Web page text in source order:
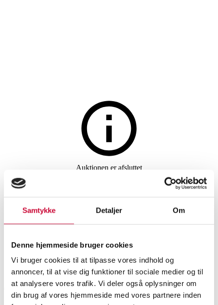
Samtykke Detaljer Om
Denne hjemmeside bruger cookies
Vi bruger cookies til at tilpasse vores indhold og
annoncer, til at vise dig funktioner til sociale medier og til
at analysere vores trafik. Vi deler også oplysninger om
din brug af vores hjemmeside med vores partnere inden
Skabe, kommoder
Auktionen er afsluttet
579. Nissen & Gehl for Naver
Collection. Jalousiskab, model
2740
SHOWROOM
Aarhus
VURDERING
DKK 10.000
VARENUMMER
6543759
Momsvare